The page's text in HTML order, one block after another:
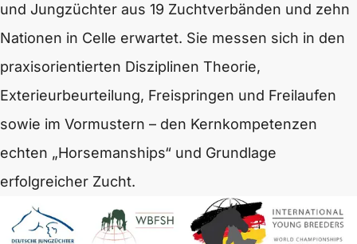
und Jungzüchter aus 19 Zuchtverbänden und zehn
Nationen in Celle erwartet. Sie messen sich in den
praxisorientierten Disziplinen Theorie,
Exterieurbeurteilung, Freispringen und Freilaufen
sowie im Vormustern – den Kernkompetenzen
echten „Horsemanships“ und Grundlage
erfolgreicher Zucht.